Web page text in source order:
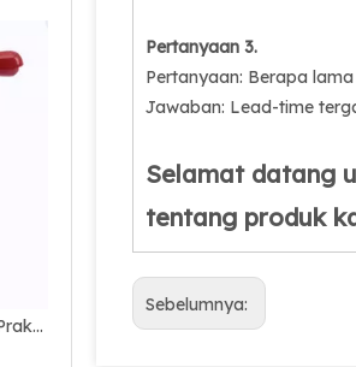
Katup pemadam kebakaran Praktis Paduan Kuningan
Pertanyaan 3.
Pertanyaan: Berapa
Jawaban: Lead-time
Selamat datang
tentang produk
Sebelumnya: